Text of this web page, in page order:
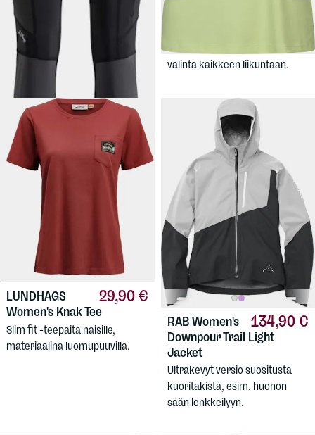
99,90 €
LUNDHAGS
Women's Tived Tights
Slim fit -trikoot retkipoluille,
naisten mitoitus.
Naisten treenitoppi, hyvä
valinta kaikkeen liikuntaan.
29,90 €
LUNDHAGS
Women's Knak Tee
Slim fit -teepaita naisille,
materiaalina luomupuuvilla.
134,90 €
RABWomen's
Downpour Trail Light
Jacket
Ultrakevyt versio suositusta
kuoritakista, esim. huonon
sään lenkkeilyyn.